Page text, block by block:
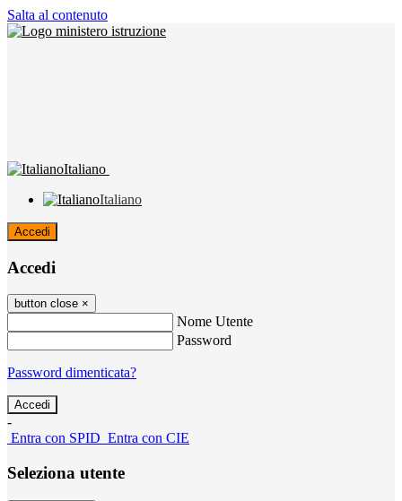
Salta al contenuto
Italiano
Italiano
Accedi
Accedi
button close ×
Nome Utente
Password
Password dimenticata?
-
Entra con SPID Entra con CIE
Seleziona utente